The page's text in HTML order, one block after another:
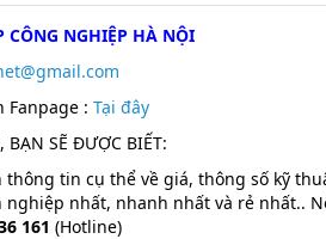
CÔNG NGHIỆP HÀ NỘI
Fanpage :Tại đây
SẼ ĐƯỢC BIẾT:
tin cụ thể về giá, thông số kỹ
nghiệp nhất, nhanh nhất và rẻ nhất..
161 (Hotline)